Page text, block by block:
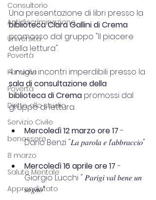
Consultorio
Antidiscriminazione
Università
Povertà
Famiglie
Povertà
Diritto allo studio
Servizio Civile
benessere
8 marzo
Salute Mentale
Apprendistato
Una presentazione di libri presso la
biblioteca Clara Gallini di Crema
promosso dal gruppo "Il piacere
della lettura".
4 nuovi incontri imperdibili presso la
sala di consultazione della
biblioteca di Crema promossi dal
gruppo di lettura.
Mercoledì 12 marzo ore 17 -
Dario Benzi "𝐿𝑎 𝑝𝑎𝑟𝑜𝑙𝑎 𝑒 𝑙’𝑎𝑏𝑏𝑟𝑎𝑐𝑐𝑖𝑜"
Mercoledì 16 aprile ore 17 -
Giorgio Lucchi " 𝑃𝑎𝑟𝑖𝑔𝑖 𝑣𝑎𝑙 𝑏𝑒𝑛𝑒 𝑢𝑛
𝑠𝑜𝑔𝑛𝑜"